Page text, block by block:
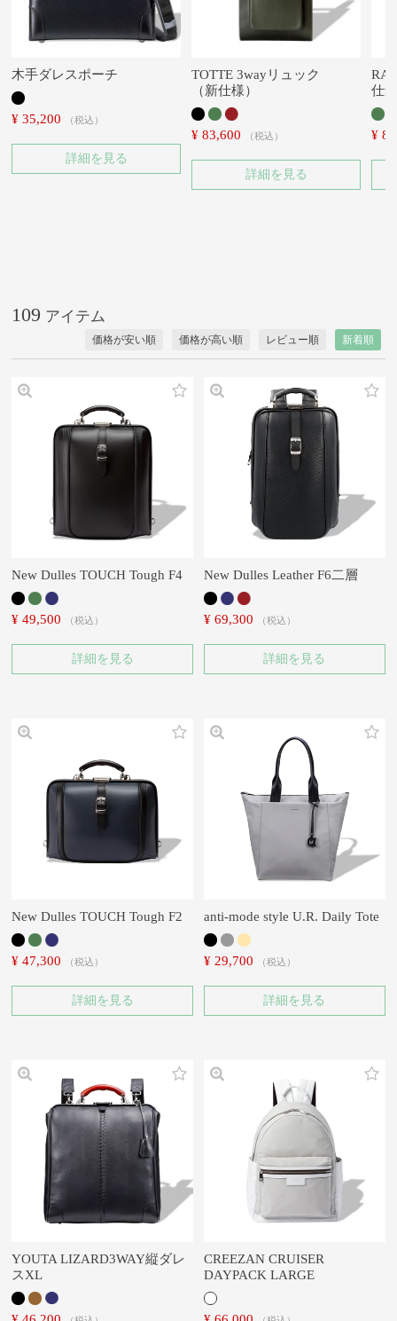
木手ダレスポーチ
¥ 35,200 税込
詳細を見る
TOTTE 3wayリュック
（新仕様）
¥ 83,600 税込
詳細を見る
仕
¥
価格が安い順 価格が高い順 レビュー順 新着順
109
New Dulles TOUCH Tough F4
¥ 49,500 税込
詳細を見る
New Dulles Leather F6二層
¥ 69,300 税込
詳細を見る
New Dulles TOUCH Tough F2
¥ 47,300 税込
詳細を見る
anti-mode style U.R. Daily Tote
¥ 29,700 税込
詳細を見る
YOUTA LIZARD3WAY縦ダレ
スXL
CREEZAN CRUISER
DAYPACK LARGE